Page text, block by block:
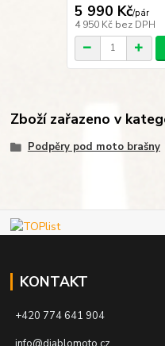
5 990 Kč/pár
4 950 Kč bez DPH
Zboží zařazeno v
Podpěry pod moto brašny
KONTAKT
+420 774 641 904